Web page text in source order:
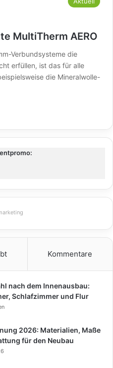
MultiTherm AERO
Verbundsysteme die
erfüllen, ist das für alle
die Mineralwolle-
Kommentare
nach dem Innenausbau:
Schlafzimmer und Flur
2026: Materialien, Maße
für den Neubau